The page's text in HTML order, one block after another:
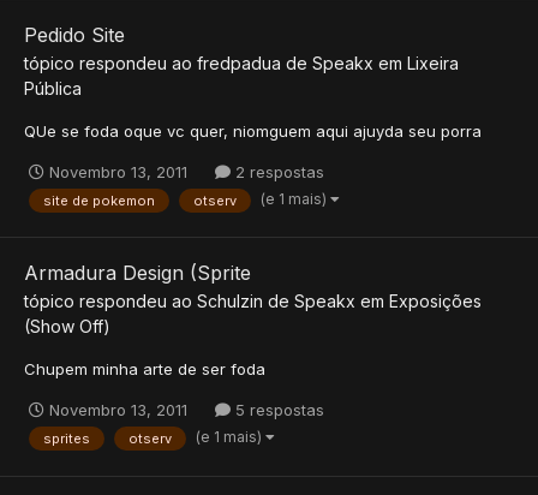
Pedido Site
tópico respondeu ao fredpadua de Speakx em Lixeira
Pública
QUe se foda oque vc quer, niomguem aqui ajuyda seu porra
Novembro 13, 2011 2 respostas
site de pokemon otserv (e 1 mais)
Armadura Design (Sprite
tópico respondeu ao Schulzin de Speakx em Exposições
(Show Off)
Chupem minha arte de ser foda
Novembro 13, 2011 5 respostas
sprites otserv (e 1 mais)